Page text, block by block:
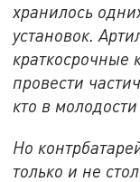
хранилось
установок.
краткосрочные
провести
кто в
Но
только и не